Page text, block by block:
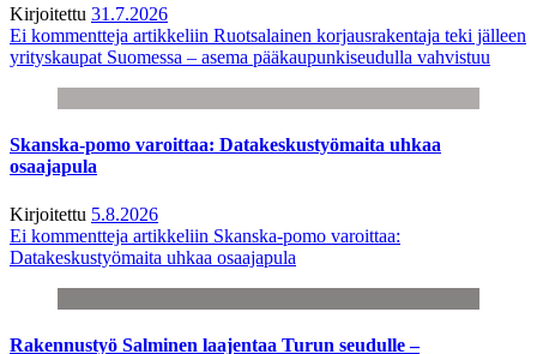
Kirjoitettu 31.7.2026
Ei kommentteja artikkeliin Ruotsalainen korjausrakentaja teki jälleen
yrityskaupat Suomessa – asema pääkaupunkiseudulla vahvistuu
Skanska-pomo varoittaa: Datakeskustyömaita uhkaa
osaajapula
Kirjoitettu 5.8.2026
Ei kommentteja artikkeliin Skanska-pomo varoittaa:
Datakeskustyömaita uhkaa osaajapula
Rakennustyö Salminen laajentaa Turun seudulle –